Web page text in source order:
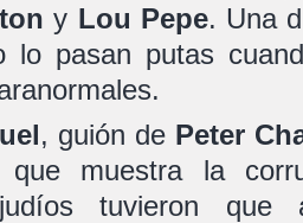
y Lou Pepe. Una
lo pasan putas
, guión de Peter
muestra la
tuvieron